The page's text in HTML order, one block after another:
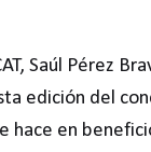
Saúl Pérez
edición del
hace en